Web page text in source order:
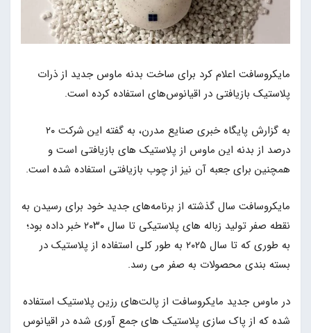
مایکروسافت اعلام کرد برای ساخت بدنه ماوس جدید از ذرات
پلاستیک بازیافتی در اقیانوس‌های استفاده کرده است.
به گزارش پایگاه خبری صنایع مدرن، به گفته این شرکت ۲۰
درصد از بدنه این ماوس از پلاستیک های بازیافتی است و
همچنین برای جعبه آن نیز از چوب بازیافتی استفاده شده است.
مایکروسافت سال گذشته از برنامه‌های جدید خود برای رسیدن به
نقطه صفر تولید زباله های پلاستیکی تا سال ۲۰۳۰ خبر داده بود؛
به طوری که تا سال ۲۰۲۵ به طور کلی استفاده از پلاستیک در
بسته بندی محصولات به صفر می رسد.
در ماوس جدید مایکروسافت از پالت‌های رزین پلاستیک استفاده
شده که از پاک سازی پلاستیک های جمع آوری شده در اقیانوس